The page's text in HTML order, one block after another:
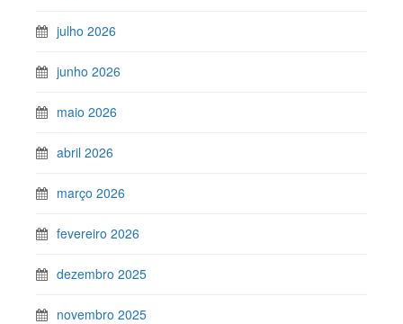
julho 2026
junho 2026
maio 2026
abril 2026
março 2026
fevereiro 2026
dezembro 2025
novembro 2025